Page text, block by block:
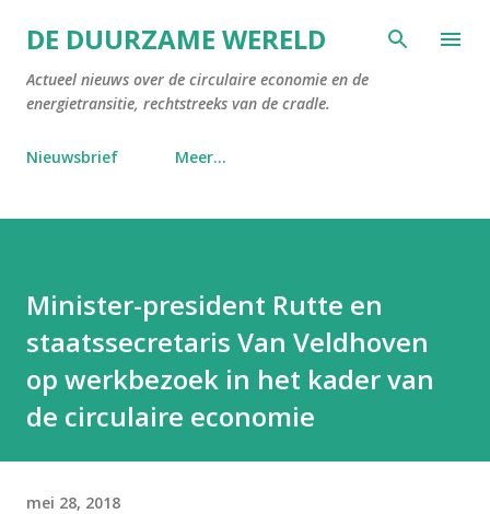
Doorgaan naar hoofdcontent
DE DUURZAME WERELD
Actueel nieuws over de circulaire economie en de
energietransitie, rechtstreeks van de cradle.
Nieuwsbrief Meer…
Minister-president Rutte en
staatssecretaris Van Veldhoven
op werkbezoek in het kader van
de circulaire economie
mei 28, 2018